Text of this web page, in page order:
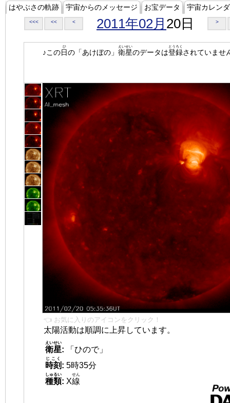
はやぶさの軌跡 宇宙からのメッセージ お宝データ 宇宙カレン
<<< << < 2011年02月 20日 >
♪この日
ひ
の「あけぼの」 衛星
えいせい
のデータは登録
とうろく
されていませ
👈 お気に入りのアイコンをクリック！
太陽活動は順調に上昇しています。
衛星
えいせい
:
「ひので」
時刻
じこく
: 5時35分
種類
しゅるい
: X線
せん